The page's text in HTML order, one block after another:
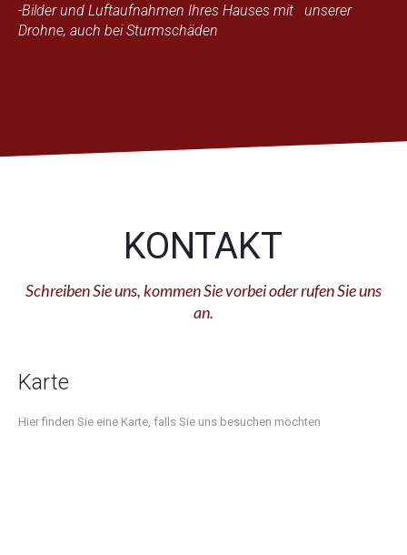
-Bilder und Luftaufnahmen Ihres Hauses mit unserer
Drohne, auch bei Sturmschäden
KONTAKT
Schreiben Sie uns, kommen Sie vorbei oder rufen Sie uns
an.
Karte
Hier finden Sie eine Karte, falls Sie uns besuchen möchten